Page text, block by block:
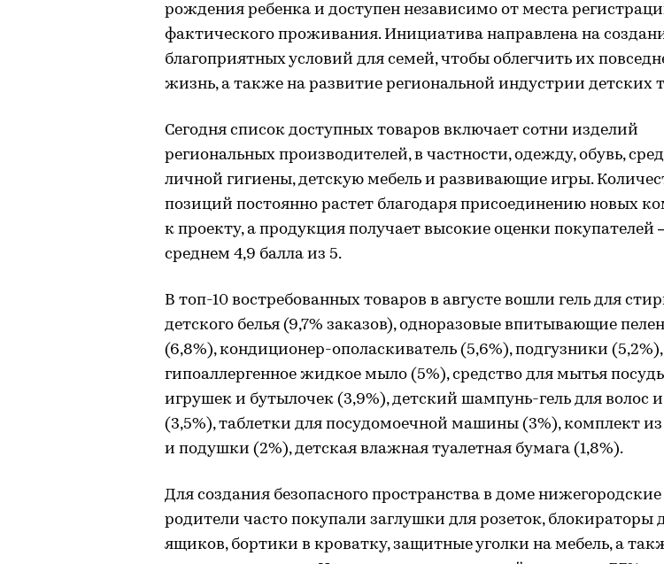
рождения ребенка и доступен независимо от места
фактического проживания. Инициатива направлена на
благоприятных условий для семей, чтобы облегчить их
жизнь, а также на развитие региональной индустрии детских
Сегодня список доступных товаров включает сотни изделий
региональных производителей, в частности, одежду, обувь,
личной гигиены, детскую мебель и развивающие игры.
позиций постоянно растет благодаря присоединению новых
к проекту, а продукция получает высокие оценки покупателей
среднем 4,9 балла из 5.
В топ-10 востребованных товаров в августе вошли гель для
детского белья (9,7% заказов), одноразовые впитывающие
(6,8%), кондиционер-ополаскиватель (5,6%), подгузники (5,2%),
гипоаллергенное жидкое мыло (5%), средство для мытья
игрушек и бутылочек (3,9%), детский шампунь-гель для волос и
(3,5%), таблетки для посудомоечной машины (3%), комплект из
и подушки (2%), детская влажная туалетная бумага (1,8%).
Для создания безопасного пространства в доме нижегородские
родители часто покупали заглушки для розеток, блокираторы
ящиков, бортики в кроватку, защитные уголки на мебель, а